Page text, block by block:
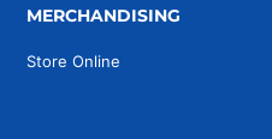
MERCHANDISING
Store Online